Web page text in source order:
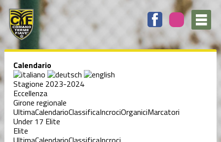
Calendario
Stagione 2023-2024
Eccellenza
Girone regionale
UltimaCalendarioClassificaIncrociOrganiciMarcatori
Under 17 Elite
Elite